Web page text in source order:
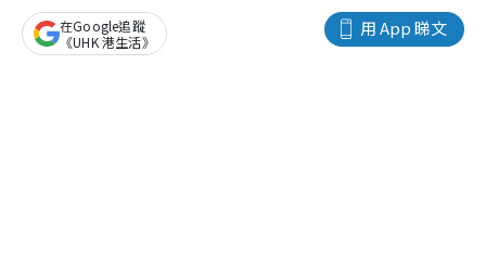
用 App 睇文
在Google追蹤
《UHK 港生活》